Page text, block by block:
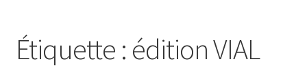
Étiquette : édition VIAL